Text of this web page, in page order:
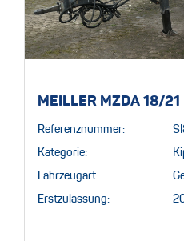
MEILLER MZDA 18/21
Referenznummer:
Kategorie:
Fahrzeugart:
Erstzulassung: